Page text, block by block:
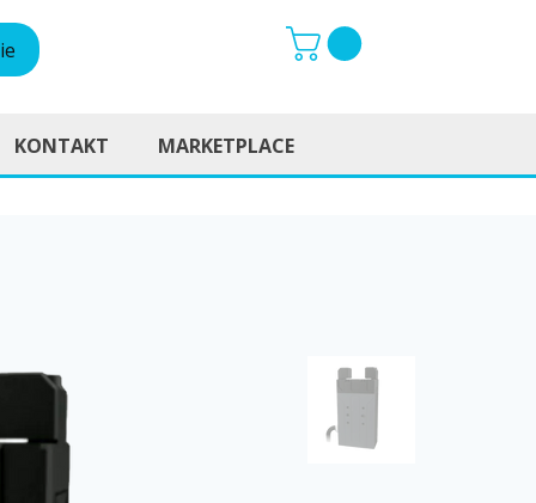
KONTAKT MARKETPLACE